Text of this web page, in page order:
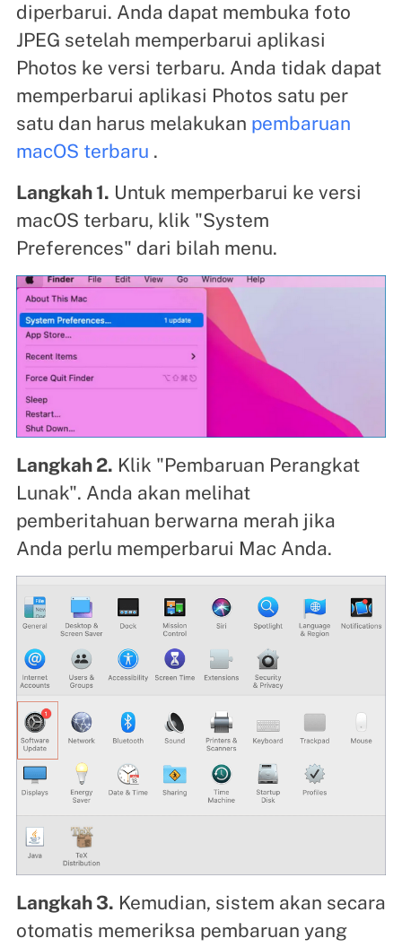
diperbarui. Anda dapat membuka foto
JPEG setelah memperbarui aplikasi
Photos ke versi terbaru. Anda tidak dapat
memperbarui aplikasi Photos satu per
satu dan harus melakukan pembaruan
macOS terbaru .
Langkah 1. Untuk memperbarui ke versi
macOS terbaru, klik "System
Preferences" dari bilah menu.
Langkah 2. Klik "Pembaruan Perangkat
Lunak". Anda akan melihat
pemberitahuan berwarna merah jika
Anda perlu memperbarui Mac Anda.
Langkah 3. Kemudian, sistem akan secara
otomatis memeriksa pembaruan yang